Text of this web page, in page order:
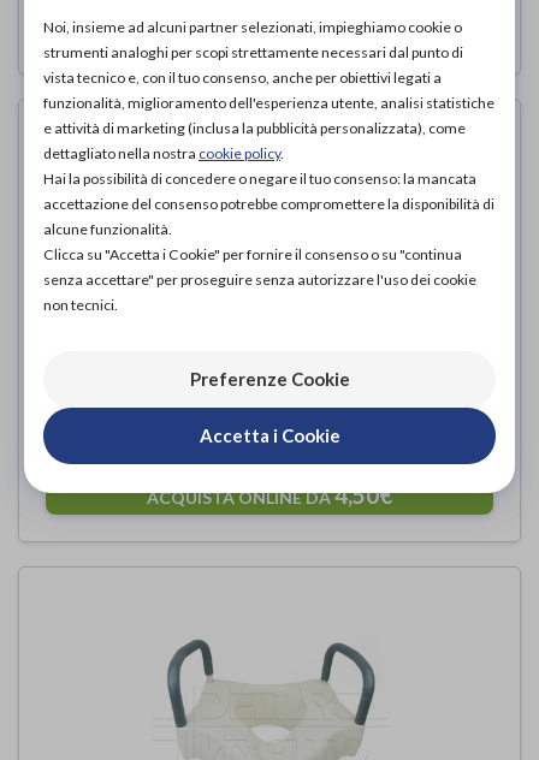
ACQUISTA ONLINE DA70,00€
MQ PERFECT TOILET SEAT
di
ACQUISTA ONLINE DA4,50€
Noi, insieme ad alcuni partner selezionati, impieghiamo cookie o
strumenti analoghi per scopi strettamente necessari dal punto di
vista tecnico e, con il tuo consenso, anche per obiettivi legati a
funzionalità, miglioramento dell'esperienza utente, analisi statistiche
e attività di marketing (inclusa la pubblicità personalizzata), come
dettagliato nella nostra cookie policy.
Hai la possibilità di concedere o negare il tuo consenso: la mancata
accettazione del consenso potrebbe compromettere la disponibilità di
alcune funzionalità.
Clicca su "Accetta i Cookie" per fornire il consenso o su "continua
senza accettare" per proseguire senza autorizzare l'uso dei cookie
non tecnici.
Preferenze Cookie
Accetta i Cookie